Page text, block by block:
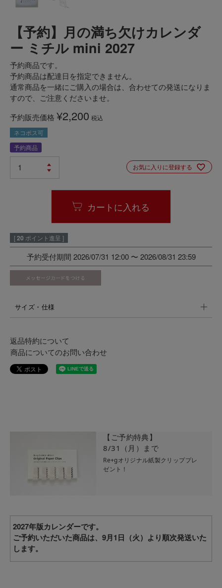
【予約】月の満ち欠けカレンダ
ー ミチル mini 2027
予約商品です。
予約商品は配達日を指定できません。
通常商品を一緒にご購入の場合は、合わせての発送になりま
すので、ご注意くださいませ。
予約販売価格 ¥2,200 税込
ネコポス可
予約商品
お気に入りに登録する
カートに入れる
[20 ポイント進呈 ]
予約受付期間 2026/07/31 12:00 〜 2026/08/31 23:59
サイズ・仕様
返品特約について
商品についてのお問い合わせ
【ご予約特典】
8/31（月）まで
Re+gオリジナル紙製クリッププレ
ゼント！
2027年版カレンダーです。
ご予約いただいた商品は、9月1日（火）より順次発送いた
します。